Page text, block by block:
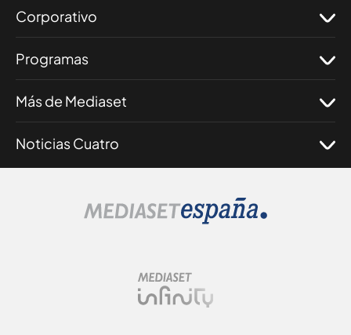
Corporativo
Programas
Más de Mediaset
Noticias Cuatro